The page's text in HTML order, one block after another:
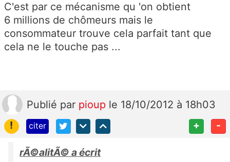
C'est par ce mécanisme qu 'on obtient
6 millions de chômeurs mais le
consommateur trouve cela parfait tant que
cela ne le touche pas ...
Publié par pioup le 18/10/2012 à 18h03
!
citer + -
rÃ©alitÃ© a écrit